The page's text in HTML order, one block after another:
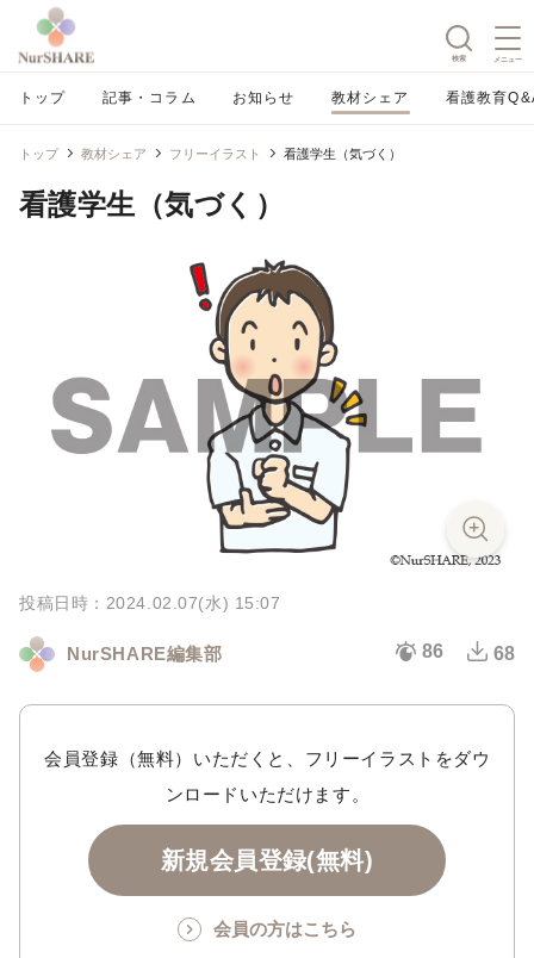
検索 メニュー
トップ 記事・コラム お知らせ 教材シェア 看護教育
トップ 教材シェア フリーイラスト 看護学生（気づく）
看護学生（気づく）
投稿日時：2024.02.07(水) 15:07
NurSHARE編集部 86 68
会員登録（無料）いただくと、フリーイラストをダウ
ンロードいただけます。
新規会員登録(無料)
会員の方はこちら